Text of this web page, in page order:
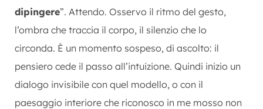
dipingere”. Attendo. Osservo il ritmo del gesto,
l’ombra che traccia il corpo, il silenzio che lo
circonda. È un momento sospeso, di ascolto: il
pensiero cede il passo all’intuizione. Quindi inizio un
dialogo invisibile con quel modello, o con il
paesaggio interiore che riconosco in me mosso non